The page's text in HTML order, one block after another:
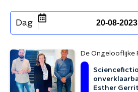
Dag 20-08-2023
De Ongelooflijke
Esther